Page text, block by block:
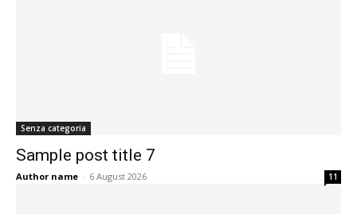
Senza categoria
Sample post title 7
Author name - 6 August 2026 11